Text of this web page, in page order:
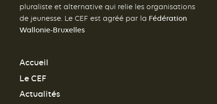
pluraliste et alternative qui relie les organisations
de jeunesse. Le CEF est agréé par la Fédération
Wallonie-Bruxelles
Accueil
Le CEF
Actualités